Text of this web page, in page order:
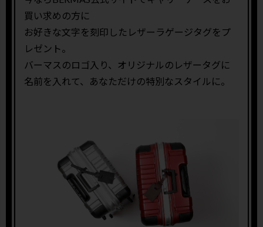
買い求めの方に
お好きな文字を刻印したレザーラゲージタグをプ
レゼント。
バーマスのロゴ入り、オリジナルのレザータグに
名前を入れて、あなただけの特別なスタイルに。